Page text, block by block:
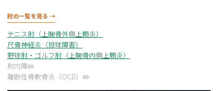
肘の一覧を見る →
テニス肘（上腕骨外側上顆炎）
尺骨神経炎（投球障害）
野球肘・ゴルフ肘（上腕骨内側上顆炎）
肘内障
離断性骨軟骨炎（OCD）